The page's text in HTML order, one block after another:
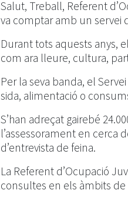
Salut, Treball, Referent
va comptar amb un servei
Durant tots aquests anys,
com ara lleure, cultura,
Per la seva banda, el
sida, alimentació o
S’han adreçat gairebé
l’assessorament en cerca
d’entrevista de feina.
La Referent d’Ocupació
consultes en els àmbits